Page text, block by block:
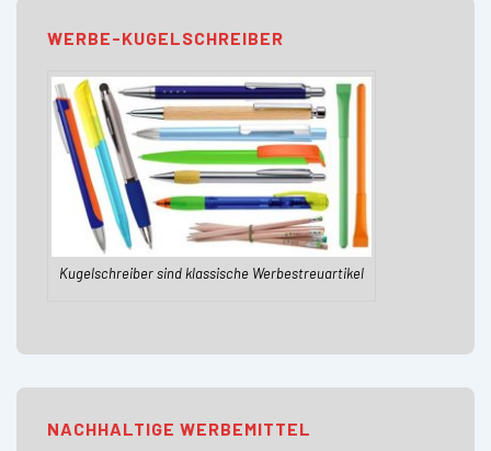
WERBE-KUGELSCHREIBER
Kugelschreiber sind klassische Werbestreuartikel
NACHHALTIGE WERBEMITTEL